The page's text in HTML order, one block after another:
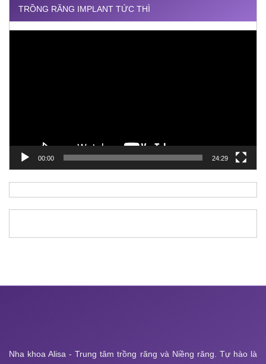
TRỒNG RĂNG IMPLANT TỨC THÌ
00:00 24:29
Nha khoa Alisa - Trung tâm trồng răng và Niềng răng. Tự hào là